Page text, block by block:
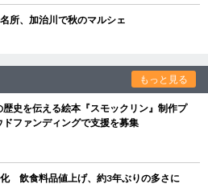
所、加治川で秋のマルシェ
もっと見る
史を伝える絵本『スモックリン』制作プ
ファンディングで支援を募集
化 飲食料品値上げ、約3年ぶりの多さに